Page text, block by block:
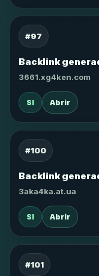
#97
Backlink
3661.xg4ken.com
SI Abrir
#100
Backlink
3aka4ka.at.ua
SI Abrir
#101